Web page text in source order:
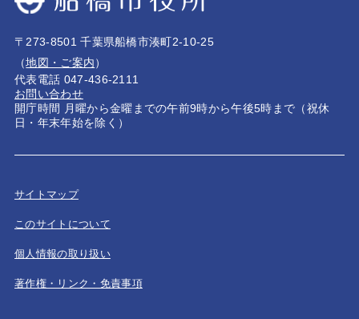
〒273-8501 千葉県船橋市湊町2-10-25
（地図・ご案内）
代表電話 047-436-2111
お問い合わせ
開庁時間 月曜から金曜までの午前9時から午後5時まで（祝休
日・年末年始を除く）
サイトマップ
このサイトについて
個人情報の取り扱い
著作権・リンク・免責事項